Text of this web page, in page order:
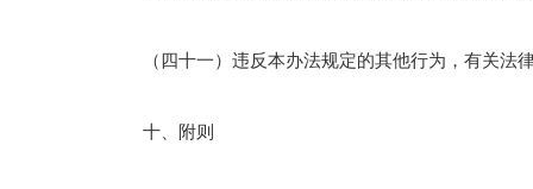
（四十一）违反本办法规定的其他行为，有关法
十、附则